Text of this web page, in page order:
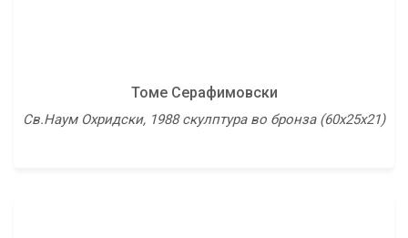
Томе Серафимовски
Св.Наум Охридски, 1988 скулптура во бронза (60х25х21)
Тони Шулајковски
Ирационална вистина, 1995 масло на платно